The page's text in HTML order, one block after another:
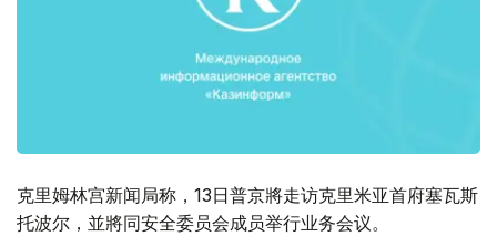
克里姆林宫新闻局称，13日普京將走访克里米亚首府塞瓦斯
托波尔，並將同安全委员会成员举行业务会议。